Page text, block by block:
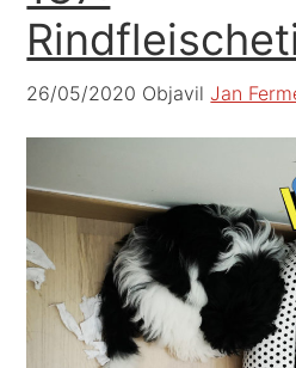
26/05/2020 ObjavilJan